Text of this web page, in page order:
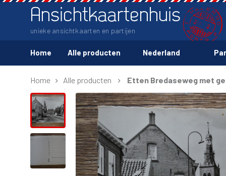
Ansichtkaartenhuis
unieke ansichtkaarten en partijen
Home Alle producten Nederland
Home Alle producten Etten Bredaseweg met